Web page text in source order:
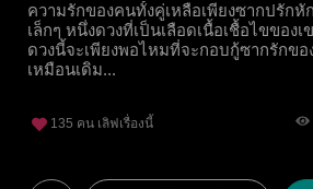
ความรักของคนทั้งคู่เหลือเพียงซากปรักหั
เล็กๆ หนึ่งดวงที่เป็นเลือดเนื้อเชื้อไขของเ
ดวงนี้จะเพียงพอไหมที่จะกอบกู้ซากรักข
เหมือนเดิม...
135 คน เลิฟเรื่องนี้